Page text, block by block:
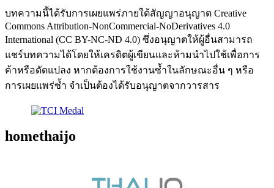
บทความนี้ได้รับการเผยแพร่ภายใต้สัญญาอนุญาต Creative
Commons Attribution-NonCommercial-NoDerivatives 4.0
International (CC BY-NC-ND 4.0) ซึ่งอนุญาตให้ผู้อื่นสามารถ
แชร์บทความได้โดยให้เครดิตผู้เขียนและห้ามนำไปใช้เพื่อการ
ค้าหรือดัดแปลง หากต้องการใช้งานซ้ำในลักษณะอื่น ๆ หรือ
การเผยแพร่ซ้ำ จำเป็นต้องได้รับอนุญาตจากวารสาร
homethaijo